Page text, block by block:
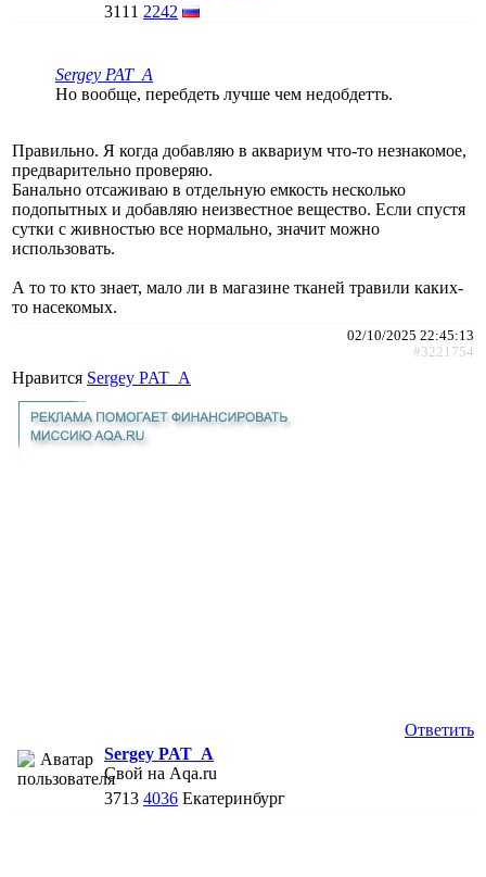
3111 2242
Sergey PAT_A
Но вообще, перебдеть лучше чем недобдетть.
Правильно. Я когда добавляю в аквариум что-то незнакомое,
предварительно проверяю.
Банально отсаживаю в отдельную емкость несколько
подопытных и добавляю неизвестное вещество. Если спустя
сутки с живностью все нормально, значит можно
использовать.
А то то кто знает, мало ли в магазине тканей травили каких-
то насекомых.
02/10/2025 22:45:13
#3221754
Нравится Sergey PAT_A
Ответить
Sergey PAT_A
Свой на Aqa.ru
3713 4036 Екатеринбург